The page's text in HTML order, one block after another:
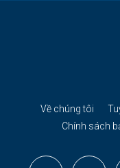
Về chúng tôi
Chính sách